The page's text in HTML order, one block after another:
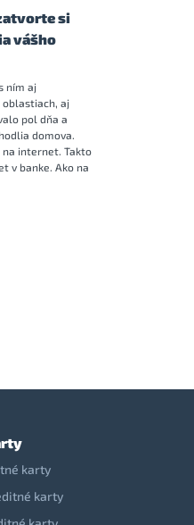
si
vášho
ním aj
oblastiach, aj
pol dňa a
domova.
na internet. Takto
v banke. Ako na
karty
karty